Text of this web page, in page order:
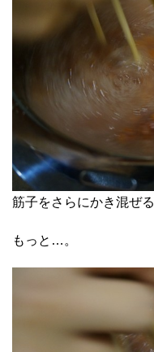
筋子をさらにかき混ぜる
もっと…。